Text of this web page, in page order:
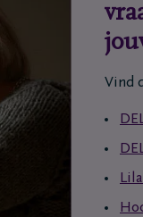
Vind